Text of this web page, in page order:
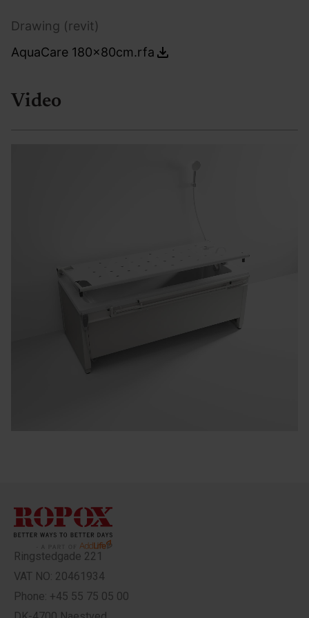
Drawing (revit)
AquaCare 180x80cm.rfa
Video
Ringstedgade 221
VAT NO: 20461934
Phone: +45 55 75 05 00